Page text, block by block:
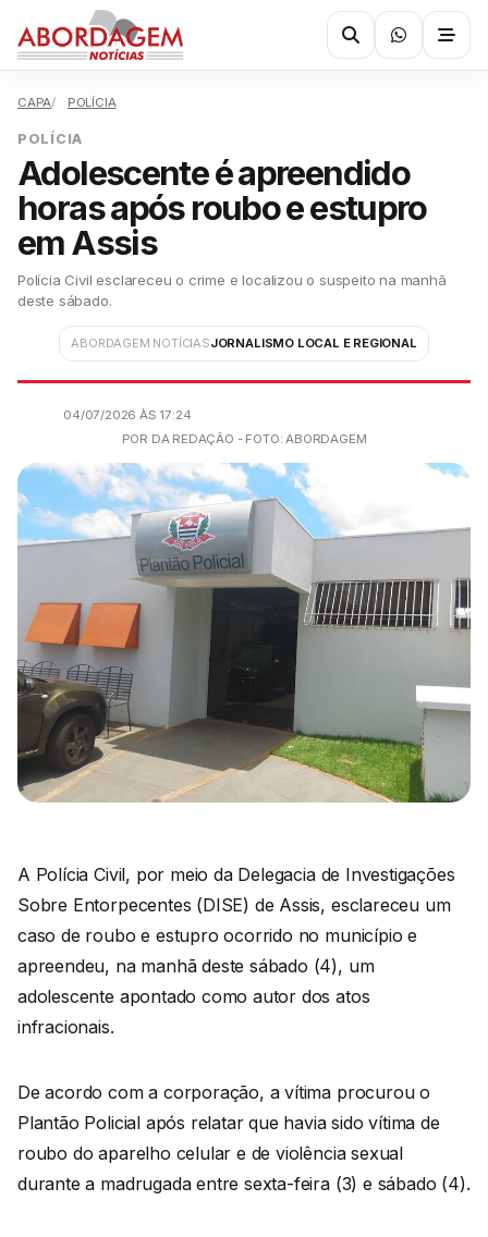
CAPA POLÍCIA
POLÍCIA
Adolescente é apreendido
horas após roubo e estupro
em Assis
Polícia Civil esclareceu o crime e localizou o suspeito na manhã
deste sábado.
ABORDAGEM NOTÍCIASJORNALISMO LOCAL E REGIONAL
04/07/2026 ÀS 17:24
POR DA REDAÇÃO - FOTO: ABORDAGEM
A Polícia Civil, por meio da Delegacia de Investigações
Sobre Entorpecentes (DISE) de Assis, esclareceu um
caso de roubo e estupro ocorrido no município e
apreendeu, na manhã deste sábado (4), um
adolescente apontado como autor dos atos
infracionais.
De acordo com a corporação, a vítima procurou o
Plantão Policial após relatar que havia sido vítima de
roubo do aparelho celular e de violência sexual
durante a madrugada entre sexta-feira (3) e sábado (4).